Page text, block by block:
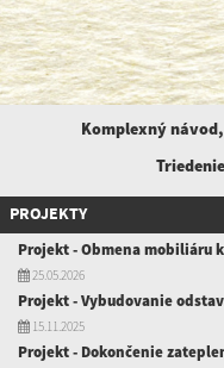
Komplexný
PROJEKTY
Projekt - Obmena mobiliáru
25.05.2026
Projekt - Vybudovanie
15.11.2025
Projekt - Dokončenie